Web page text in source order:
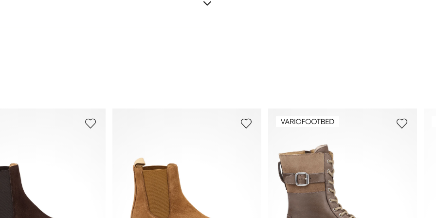
Weitere Informationen zum Thema findest Du im Bereich